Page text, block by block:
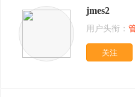
»
jmes2
用户头衔：
关注